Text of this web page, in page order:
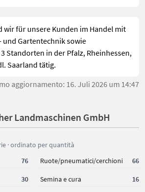
wir für unsere Kunden im Handel mit
und Gartentechnik sowie
Standorten in der Pfalz, Rheinhessen,
Saarland tätig.
aggiornamento: 16. Juli 2026 um 14:47
Landmaschinen GmbH
· ordinato per quantità
76 Ruote/pneumatici/cerchioni 66
30 Semina e cura 16